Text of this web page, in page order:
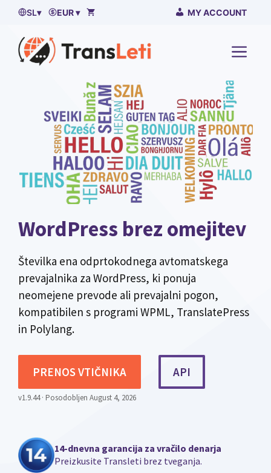
Preskočí
vsebino
SL▾ EUR ▾ MY ACCOUNT
MENI
WordPress brez omejitev
Številka ena odprtokodnega avtomatskega
prevajalnika za WordPress, ki ponuja
neomejene prevode ali prevajalni pogon,
kompatibilen s programi WPML, TranslatePress
in Polylang.
PRENOS VTIČNIKA
v1.9.44 · Posodobljen August 4, 2026
API
14-dnevna garancija za vračilo denarja
Preizkusite Transleti brez tveganja.